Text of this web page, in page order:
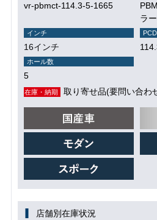
vr-pbmct-114.3-5-1665
ラ
インチ
16インチ
PCD
ホール数
5
在庫・納期 取り寄せ品(要問い合わ
店舗別在庫状況